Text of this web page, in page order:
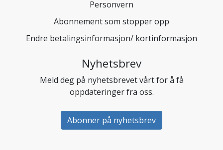
Personvern
Abonnement som stopper opp
Endre betalingsinformasjon/ kortinformasjon
Nyhetsbrev
Meld deg på nyhetsbrevet vårt for å få
oppdateringer fra oss.
Abonner på nyhetsbrev